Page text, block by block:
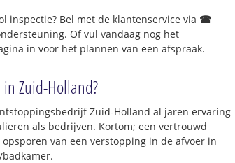
inspectie? Bel met de klantenservice via ☎
Of vul vandaag nog het
in voor het plannen van een afspraak.
Zuid-Holland?
Zuid-Holland al jaren ervaring
als bedrijven. Kortom; een vertrouwd
van een verstopping in de afvoer in